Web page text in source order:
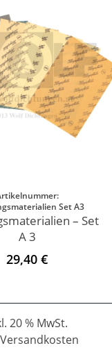
Set A3
– Set
A 3
29,40 €
20 % MwSt.